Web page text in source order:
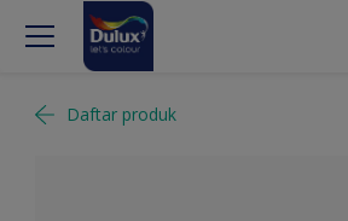
Daftar produk